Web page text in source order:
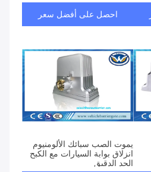
احصل على أفضل سعر
يموت الصب سبائك الألومنيوم
انزلاق بوابة السيارات مع الكبح
الحد الدقيق